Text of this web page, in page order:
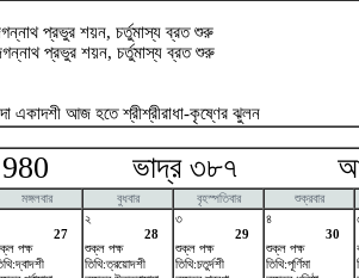
প্রভুর শয়ন, চর্তুমাস্য ব্রত শুরু
প্রভুর শয়ন, চর্তুমাস্য ব্রত শুরু
একাদশী আজ হতে শ্রীশ্রীরাধা-কৃষ্ণের ঝুলন
980 ভাদ্র ৩৮৭
মঙ্গলবার বুধবার বৃহস্পতিবার
শুক্রবার
27
পক্ষ
২
28
শুক্ল পক্ষ
তিথি:ত্রয়োদশী
৩
29
শুক্ল পক্ষ
তিথি:চতুর্দশী
৪
30
শুক্ল পক্ষ
তিথি:পূর্ণিমা